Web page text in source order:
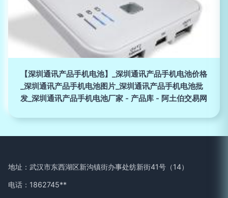
【深圳通讯产品手机电池】_深圳通讯产品手机电池价格
_深圳通讯产品手机电池图片_深圳通讯产品手机电池批
发_深圳通讯产品手机电池厂家 - 产品库 - 阿土伯交易网
地址：武汉市东西湖区新沟镇街办事处纺新街41号（14）
电话：1862745**